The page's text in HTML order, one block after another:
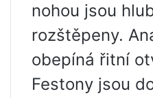
nohou jsou
rozštěpeny.
obepíná řitní
Festony jsou